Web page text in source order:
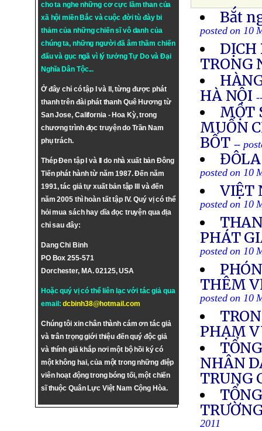
cho ta nghe những cơ cực lầm than của
xã hội miền Bắc và cuộc đời tù đày bi
thảm của những chiến sĩ vô danh của
chúng ta, những người đã âm thầm chiến
đấu và gục ngã vì lý tưởngTự DovàĐại
Nghĩa Dân Tộc...
Ở đây chỉ có tập I và II, từng được phát
thanh trên đài phát thanh Quê Hương từ
San Jose, California - Hoa Kỳ, trong
chương trình đọc truyện do Trần Nam
phụ trách.
Thép Đen tập I và II do nhà xuất bản Đông
Tiến phát hành từ năm 1987. Đến năm
1991, tác giả tự xuất bản tập III và đến
năm 2005 thì hoàn tất tập IV. Quý vị có thể
hỏi mua sách hay dĩa đọc truyện qua địa
chỉ sau đây:
Dang Chi Binh
PO Box 255-571
Dorchester, MA. 02125, USA
Hoặc quý vị có thể liên lạc với tác giả qua
email:dcbinh38@hotmail.com
Chúng tôi xin chân thành cám ơn tác giả
và trân trọng giới thiệu đến quý độc giả
và thính giả khắp nơi một bộ hồi ký có
một không hai, của một trong những điệp
viên hoạt động trong bóng tối, một chiến
sĩ thuộc Quân Lực Việt Nam Cộng Hòa.
Bắt
posted on 10
DỊCH
TRONG
HÀ NỘI
MỘT
MUỐN
BỐT --
posted on 10
VIỆT
posted on 10
PHÁT
posted on 10
THÊM
posted on 10
PHẠM
NHÂN
TRUNG
2011